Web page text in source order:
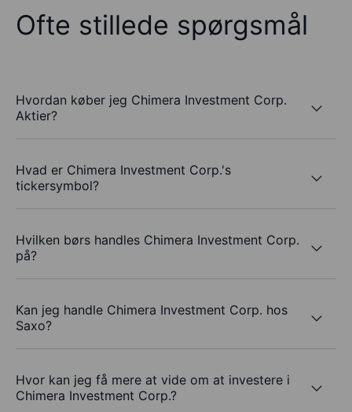
Ofte stillede spørgsmål
Hvordan køber jeg Chimera Investment Corp.
Aktier?
Hvad er Chimera Investment Corp.'s
tickersymbol?
Hvilken børs handles Chimera Investment Corp.
på?
Kan jeg handle Chimera Investment Corp. hos
Saxo?
Hvor kan jeg få mere at vide om at investere i
Chimera Investment Corp.?